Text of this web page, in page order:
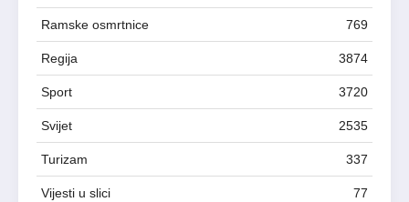
Ramske osmrtnice 769
Regija 3874
Sport 3720
Svijet 2535
Turizam 337
Vijesti u slici 77